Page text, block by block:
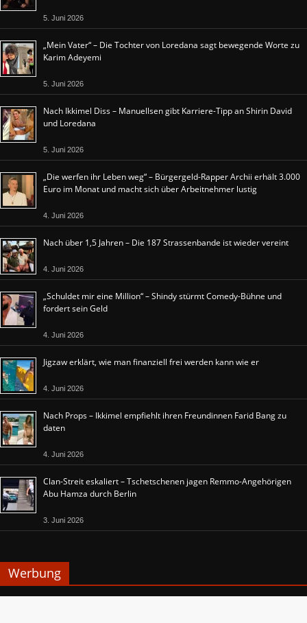
5. Juni 2026
„Mein Vater“ – Die Tochter von Loredana sagt bewegende Worte zu
Karim Adeyemi
5. Juni 2026
Nach Ikkimel Diss – Manuellsen gibt Karriere-Tipp an Shirin David
und Loredana
5. Juni 2026
„Die werfen ihr Leben weg“ – Bürgergeld-Rapper Archii erhält 3.000
Euro im Monat und macht sich über Arbeitnehmer lustig
4. Juni 2026
Nach über 1,5 Jahren – Die 187 Strassenbande ist wieder vereint
4. Juni 2026
„Schuldet mir eine Million“ – Shindy stürmt Comedy-Bühne und
fordert sein Geld
4. Juni 2026
Jigzaw erklärt, wie man finanziell frei werden kann wie er
4. Juni 2026
Nach Props – Ikkimel empfiehlt ihren Freundinnen Farid Bang zu
daten
4. Juni 2026
Clan-Streit eskaliert – Tschetschenen jagen Remmo-Angehörigen
Abu Hamza durch Berlin
3. Juni 2026
Werbung